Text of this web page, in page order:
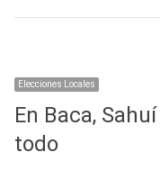
Elecciones Locales
En Baca,
todo